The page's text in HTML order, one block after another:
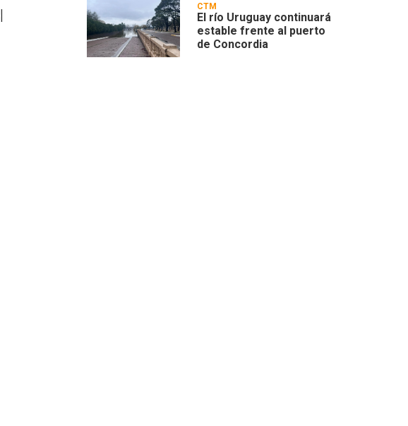
CTM
El río Uruguay continuará
estable frente al puerto
de Concordia